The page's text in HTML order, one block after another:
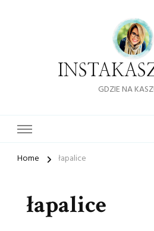
GDZIE NA
Home łapalice
łapalice